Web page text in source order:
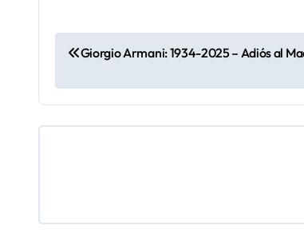
N
a
v
Giorgio Armani: 1934-2025 – Adiós al